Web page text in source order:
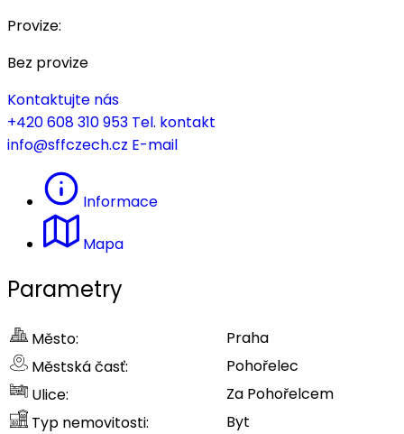
Provize:
Bez provize
Kontaktujte nás
+420 608 310 953 Tel. kontakt
info@sffczech.cz E-mail
Informace
Mapa
Parametry
Město:
Praha
Městská časť:
Pohořelec
Ulice:
Za Pohořelcem
Typ nemovitosti:
Byt